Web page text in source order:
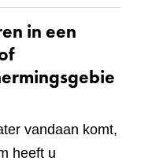
in een
vandaan komt,
heeft u